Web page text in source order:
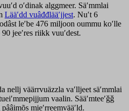
oʹdinak alggmeer. Säʹmmlai
Lääʹdd vuâđđlääʹjjest. Nuʹt 6
leʹbe 476 miljoon oummu koʹlle
jeeʹres riikk vuuʹdest.
nellj väärrvuäzzla vaʹlljeet säʹmmlai
vaalin. Sääʹmteeʹǧǧ
pââimõs mieʹrreemvääʹld.